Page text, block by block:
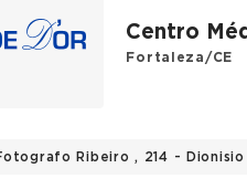
Centro
Fortaleza/CE
Ribeiro , 214 -